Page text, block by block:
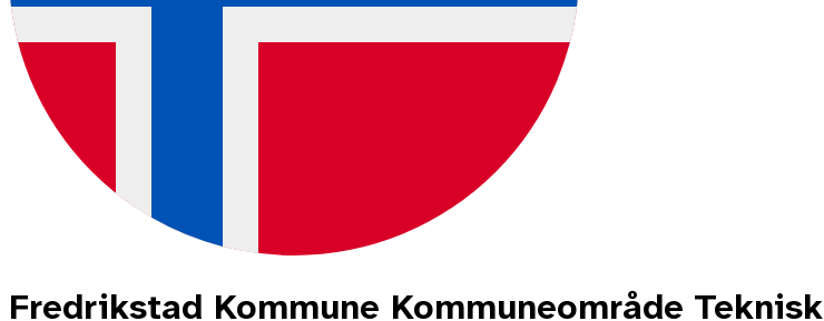
Fredrikstad Kommune Kommuneområde Teknisk